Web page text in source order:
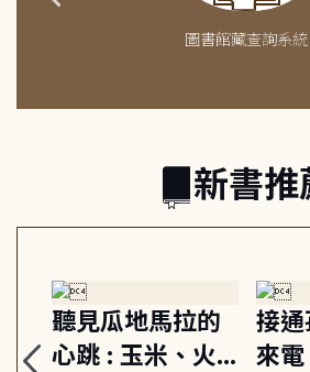
圖書館藏查詢系統
新書推
聽見瓜地馬拉的
心跳 : 玉米、火
接
來